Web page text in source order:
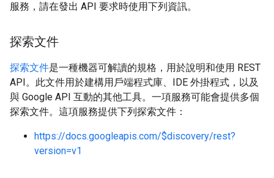
服務，請在發出 API 要求時使用下列資訊。
探索文件
探索文件是一種機器可解讀的規格，用於說明和使用 REST
API。此文件用於建構用戶端程式庫、IDE 外掛程式，以及
與 Google API 互動的其他工具。一項服務可能會提供多個
探索文件。這項服務提供下列探索文件：
https://docs.googleapis.com/$discovery/rest?
version=v1